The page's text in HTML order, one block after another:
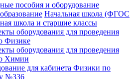
пособия и оборудование
Начальная школа (ФГОС
школа и старшие классы
оборудования для проведения
Физике
оборудования для проведения
Химии
для кабинета Физики по
№336